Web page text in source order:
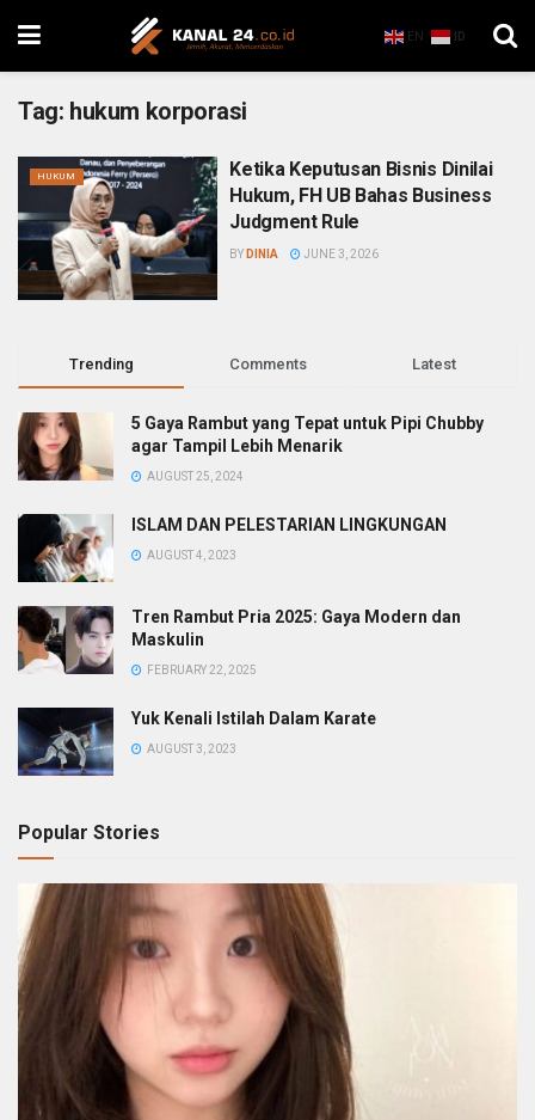
EN ID
Tag: hukum korporasi
HUKUM
Ketika Keputusan Bisnis Dinilai
Hukum, FH UB Bahas Business
Judgment Rule
BY DINIA JUNE 3, 2026
Trending Comments Latest
5 Gaya Rambut yang Tepat untuk Pipi Chubby
agar Tampil Lebih Menarik
AUGUST 25, 2024
ISLAM DAN PELESTARIAN LINGKUNGAN
AUGUST 4, 2023
Tren Rambut Pria 2025: Gaya Modern dan
Maskulin
FEBRUARY 22, 2025
Yuk Kenali Istilah Dalam Karate
AUGUST 3, 2023
Popular Stories